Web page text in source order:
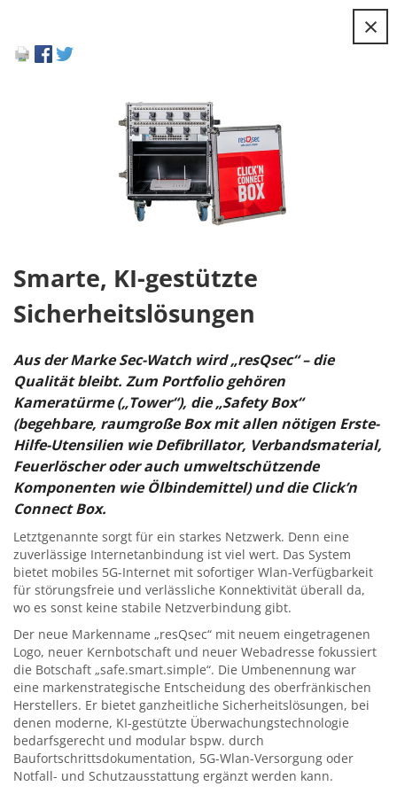
×
Smarte, KI-gestützte
Sicherheitslösungen
Aus der Marke Sec-Watch wird „resQsec“ – die
Qualität bleibt. Zum Portfolio gehören
Kameratürme („Tower“), die „Safety Box“
(begehbare, raumgroße Box mit allen nötigen Erste-
Hilfe-Utensilien wie Defibrillator, Verbandsmaterial,
Feuerlöscher oder auch umweltschützende
Komponenten wie Ölbindemittel) und die Click’n
Connect Box.
Letztgenannte sorgt für ein starkes Netzwerk. Denn eine
zuverlässige Internetanbindung ist viel wert. Das System
bietet mobiles 5G-Internet mit sofortiger Wlan-Verfügbarkeit
für störungsfreie und verlässliche Konnektivität überall da,
wo es sonst keine stabile Netzverbindung gibt.
Der neue Markenname „resQsec“ mit neuem eingetragenen
Logo, neuer Kernbotschaft und neuer Webadresse fokussiert
die Botschaft „safe.smart.simple“. Die Umbenennung war
eine markenstrategische Entscheidung des oberfränkischen
Herstellers. Er bietet ganzheitliche Sicherheitslösungen, bei
denen moderne, KI-gestützte Überwachungstechnologie
bedarfsgerecht und modular bspw. durch
Baufortschrittsdokumentation, 5G-Wlan-Versorgung oder
Notfall- und Schutzausstattung ergänzt werden kann.